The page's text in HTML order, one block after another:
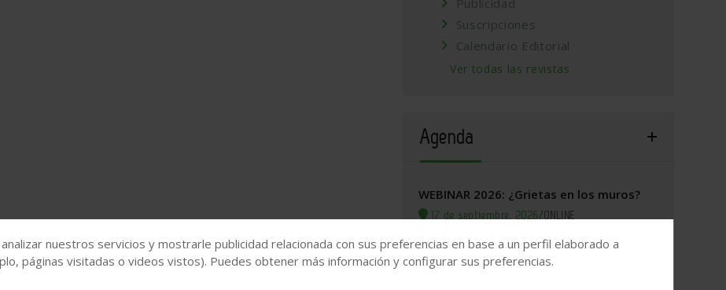
Publicidad
Suscripciones
Calendario Editorial
Ver todas las revistas
Agenda
WEBINAR 2026: ¿Grietas en los muros?
17 de septiembre, 2026/ONLINE
Valladolid, 2026. Jornada Arquitectura y
Construcción
nuestros servicios y mostrarle publicidad relacionada con sus preferencias en base a un perfil elaborado a
páginas visitadas o videos vistos). Puedes obtener más información y configurar sus preferencias.